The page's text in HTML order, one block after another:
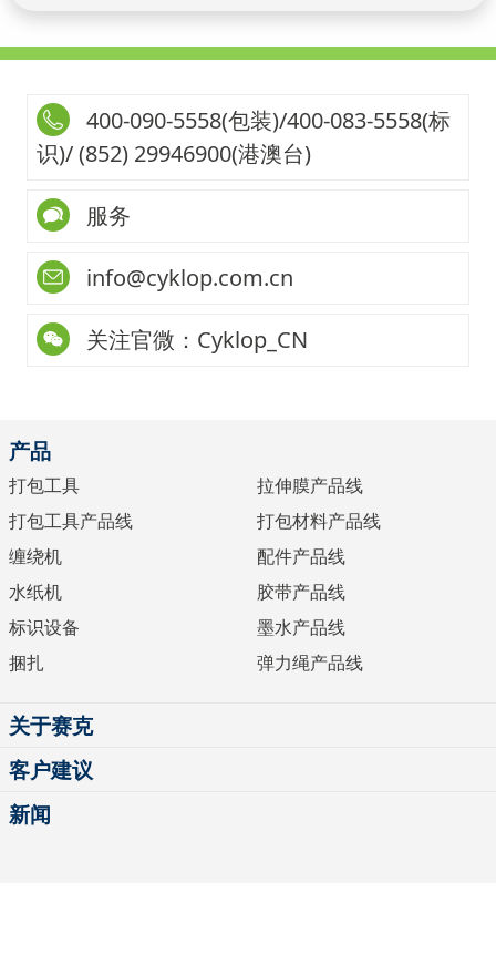
400-090-5558(包装)/400-083-5558(标
识)/ (852) 29946900(港澳台)
服务
info@cyklop.com.cn
关注官微：Cyklop_CN
产品
打包工具
打包工具产品线
缠绕机
水纸机
标识设备
捆扎
拉伸膜产品线
打包材料产品线
配件产品线
胶带产品线
墨水产品线
弹力绳产品线
关于赛克
客户建议
新闻